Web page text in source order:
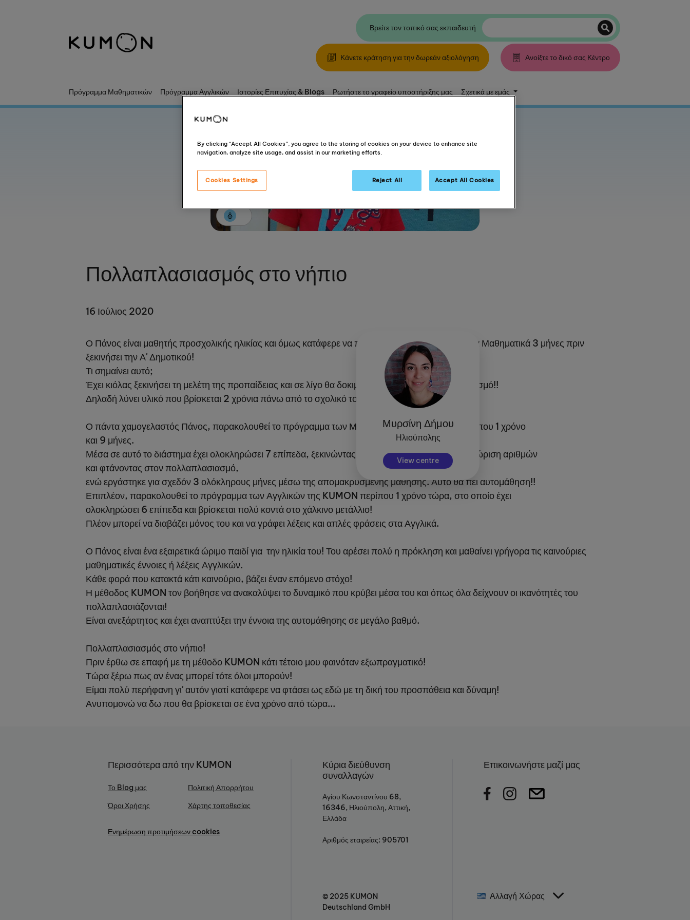
Βρείτε τον τοπικό σας εκπαιδευτή
Κάνετε κράτηση για την δωρεάν αξιολόγηση Ανοίξτε το δικό σας Κέντρο
Πρόγραμμα Μαθηματικών Πρόγραμμα Αγγλικών Ιστορίες Επιτυχίας & Blogs Ρωτήστε το γραφείο υποστήριξης μας Σχετικά με εμάς
Μυρσίνη Δήμου
Ηλιούπολης
View centre
Πολλαπλασιασμός στο νήπιο
16 Ιούλιος 2020
Ο Πάνος είναι μαθητής προσχολικής ηλικίας και όμως κατάφερε να πάρει το ασημένιο μετάλλιο στα Μαθηματικά 3 μήνες πριν
ξεκινήσει την Α' Δημοτικού!
Τι σημαίνει αυτό;
Έχει κιόλας ξεκινήσει τη μελέτη της προπαίδειας και σε λίγο θα δοκιμάσει τον κάθετο πολλαπλασιασμό!!
Δηλαδή λύνει υλικό που βρίσκεται 2 χρόνια πάνω από το σχολικό του επίπεδο.
Ο πάντα χαμογελαστός Πάνος, παρακολουθεί το πρόγραμμα των Μαθηματικών της KUMON περίπου 1 χρόνο
και 9 μήνες.
Μέσα σε αυτό το διάστημα έχει ολοκληρώσει 7 επίπεδα, ξεκινώντας από το μέτρημα και την αναγνώριση αριθμών
και φτάνοντας στον πολλαπλασιασμό,
ενώ εργάστηκε για σχεδόν 3 ολόκληρους μήνες μέσω της απομακρυσμένης μάθησης. Αυτό θα πει αυτομάθηση!!
Επιπλέον, παρακολουθεί το πρόγραμμα των Αγγλικών της KUMON περίπου 1 χρόνο τώρα, στο οποίο έχει
ολοκληρώσει 6 επίπεδα και βρίσκεται πολύ κοντά στο χάλκινο μετάλλιο!
Πλέον μπορεί να διαβάζει μόνος του και να γράφει λέξεις και απλές φράσεις στα Αγγλικά.
Ο Πάνος είναι ένα εξαιρετικά ώριμο παιδί για την ηλικία του! Του αρέσει πολύ η πρόκληση και μαθαίνει γρήγορα τις καινούριες
μαθηματικές έννοιες ή λέξεις Αγγλικών.
Κάθε φορά που κατακτά κάτι καινούριο, βάζει έναν επόμενο στόχο!
Η μέθοδος KUMON τον βοήθησε να ανακαλύψει το δυναμικό που κρύβει μέσα του και όπως όλα δείχνουν οι ικανότητές του
πολλαπλασιάζονται!
Είναι ανεξάρτητος και έχει αναπτύξει την έννοια της αυτομάθησης σε μεγάλο βαθμό.
Πολλαπλασιασμός στο νήπιο!
Πριν έρθω σε επαφή με τη μέθοδο KUMON κάτι τέτοιο μου φαινόταν εξωπραγματικό!
Τώρα ξέρω πως αν ένας μπορεί τότε όλοι μπορούν!
Είμαι πολύ περήφανη γι' αυτόν γιατί κατάφερε να φτάσει ως εδώ με τη δική του προσπάθεια και δύναμη!
Ανυπομονώ να δω που θα βρίσκεται σε ένα χρόνο από τώρα...
Περισσότερα από την KUMON
Το Blog μας
Όροι Χρήσης
Πολιτική Απορρήτου
Χάρτης τοποθεσίας
Ενημέρωση προτιμήσεων cookies
Κύρια διεύθυνση
συναλλαγών
Αγίου Κωνσταντίνου 68,
16346, Ηλιούπολη, Αττική,
Ελλάδα
Αριθμός εταιρείας: 905701
© 2025 KUMON
Deutschland GmbH
Επικοινωνήστε μαζί μας
Αλλαγή Χώρας
Η ιστορία της KUMON
By clicking “Accept All Cookies”, you agree to the storing of cookies on your device to enhance site
navigation, analyze site usage, and assist in our marketing efforts.
Cookies Settings Reject All Accept All Cookies